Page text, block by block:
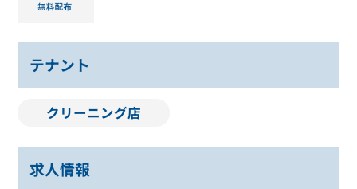
テナント
クリーニング店
求人情報